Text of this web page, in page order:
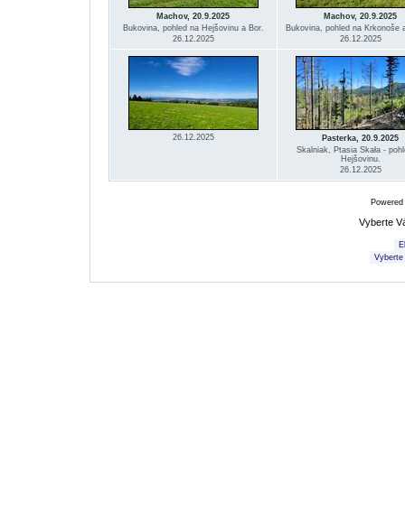
Machov, 20.9.2025
Bukovina, pohled na Hejšovinu a Bor.
26.12.2025
Machov, 20.9.2025
Bukovina, pohled na Krkonoše
26.12.2025
26.12.2025
Pasterka, 20.9.2025
Skalniak, Ptasia Skała -
Hejšovinu.
26.12.2025
Vyberte